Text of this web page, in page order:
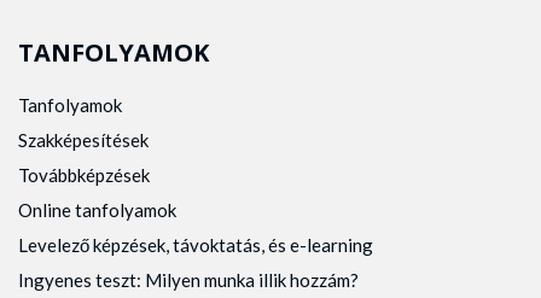
TANFOLYAMOK
Tanfolyamok
Szakképesítések
Továbbképzések
Online tanfolyamok
Levelező képzések, távoktatás, és e-learning
Ingyenes teszt: Milyen munka illik hozzám?